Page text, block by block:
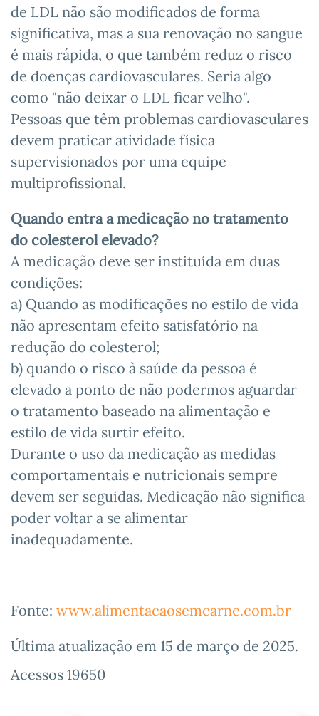
de LDL não são modificados de forma
significativa, mas a sua renovação no sangue
é mais rápida, o que também reduz o risco
de doenças cardiovasculares. Seria algo
como "não deixar o LDL ficar velho".
Pessoas que têm problemas cardiovasculares
devem praticar atividade física
supervisionados por uma equipe
multiprofissional.
Quando entra a medicação no tratamento
do colesterol elevado?
A medicação deve ser instituída em duas
condições:
a) Quando as modificações no estilo de vida
não apresentam efeito satisfatório na
redução do colesterol;
b) quando o risco à saúde da pessoa é
elevado a ponto de não podermos aguardar
o tratamento baseado na alimentação e
estilo de vida surtir efeito.
Durante o uso da medicação as medidas
comportamentais e nutricionais sempre
devem ser seguidas. Medicação não significa
poder voltar a se alimentar
inadequadamente.
Fonte: www.alimentacaosemcarne.com.br
Última atualização em 15 de março de 2025.
Acessos 19650